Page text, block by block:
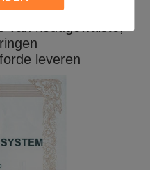
koudgewalste,
leveren